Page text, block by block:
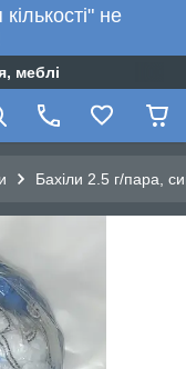
не
меблі
Бахіли 2.5 г/пара,